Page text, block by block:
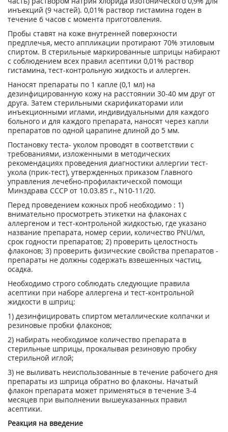
инъекций (9 частей). 0,01% раствор гистамина годен в
течение 6 часов с момента приготовления.
Пробы ставят на коже внутренней поверхности
предплечья, место аппликации протирают 70% этиловым
спиртом. В стерильные маркированные шприцы набирают
с соблюдением всех правил асептики 0,01% раствор
гистамина, тест-контрольную жидкость и аллерген.
Наносят препараты по 1 капле (0,1 мл) на
дезинфицированную кожу на расстоянии 30-40 мм друг от
друга. Затем стерильными скарификаторами или
инъекционными иглами, индивидуальными для каждого
больного и для каждого препарата, наносят через капли
препаратов по одной царапине длиной до 5 мм.
Постановку теста- уколом проводят в соответствии с
требованиями, изложенными в методических
рекомендациях проведения диагностики аллергии тест-
укола (прик-тест), утвержденных приказом Главного
управления лечебно-профилактической помощи
Минздрава СССР от 10.03.85 г., N10-11/20.
Перед проведением кожных проб необходимо : 1)
внимательно просмотреть этикетки на флаконах с
аллергеном и тест-контрольной жидкостью, где указано
название препарата, номер серии, количество PNU/мл,
срок годности препаратов; 2) проверить целостность
флаконов; 3) проверить физические свойства препаратов -
препараты не должны содержать взвешенных частиц,
осадка.
Необходимо строго соблюдать следующие правила
асептики при наборе аллергена и тест-контрольной
жидкости в шприц:
1) дезинфицировать спиртом металлические колпачки и
резиновые пробки флаконов;
2) набирать необходимое количество препарата в
стерильные шприцы, прокалывая резиновую пробку
стерильной иглой;
3) не выливать неиспользованные в течение рабочего дня
препараты из шприца обратно во флаконы. Начатый
флакон препарата может применяться в течение 3-4
месяцев при выполнении вышеуказанных правил
асептики.
Реакция на введение